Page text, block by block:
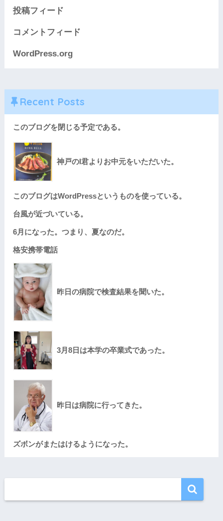
投稿フィード
コメントフィード
WordPress.org
Recent Posts
このブログを閉じる予定である。
神戸のI君よりお中元をいただいた。
このブログはWordPressというものを使っている。
台風が近づいている。
6月になった。つまり、夏なのだ。
格安携帯電話
昨日の病院で検査結果を聞いた。
3月8日は本学の卒業式であった。
昨日は病院に行ってきた。
ズボンがまたはけるようになった。